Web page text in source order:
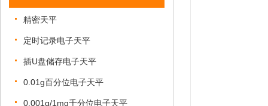
精密天平
定时记录电子天平
插U盘储存电子天平
0.01g百分位电子天平
0.001g/1mg千分位电子天平